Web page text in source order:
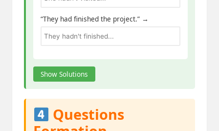
“They had finished the project.” →
Show Solutions
Questions